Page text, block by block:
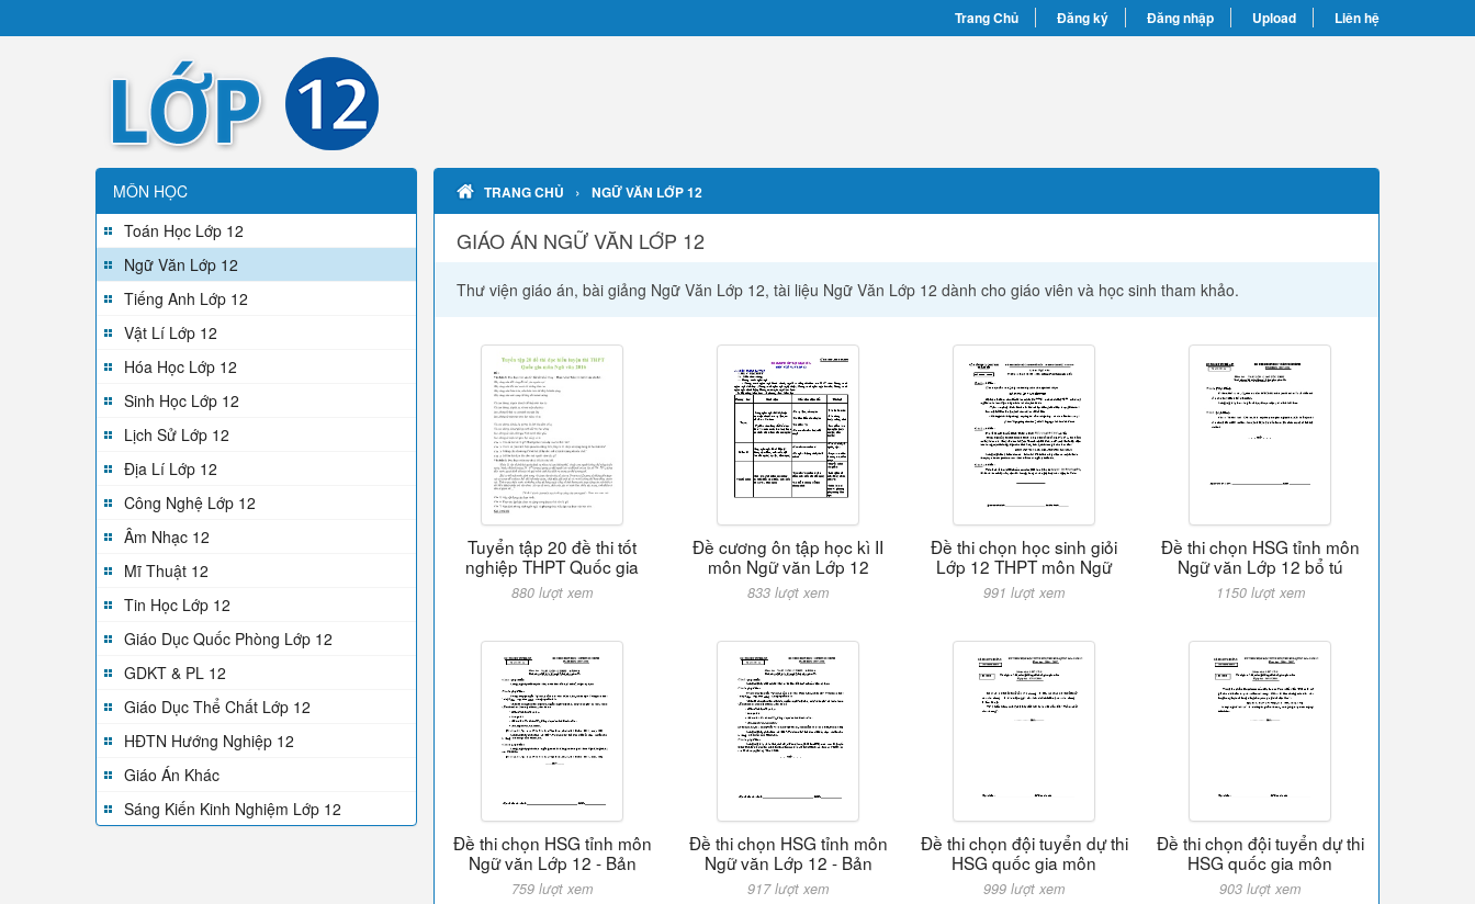
Trang Chủ Đăng ký Đăng nhập Upload Liên hệ
MÔN HỌC
Toán Học Lớp 12
Ngữ Văn Lớp 12
Tiếng Anh Lớp 12
Vật Lí Lớp 12
Hóa Học Lớp 12
Sinh Học Lớp 12
Lịch Sử Lớp 12
Địa Lí Lớp 12
Công Nghệ Lớp 12
Âm Nhạc 12
Mĩ Thuật 12
Tin Học Lớp 12
Giáo Dục Quốc Phòng Lớp 12
GDKT & PL 12
Giáo Dục Thể Chất Lớp 12
HĐTN Hướng Nghiệp 12
Giáo Án Khác
Sáng Kiến Kinh Nghiệm Lớp 12
TRANG CHỦ › NGỮ VĂN LỚP 12
GIÁO ÁN NGỮ VĂN LỚP 12
Thư viện giáo án, bài giảng Ngữ Văn Lớp 12, tài liệu Ngữ Văn Lớp 12 dành cho giáo viên và học sinh tham khảo.
Tuyển tập 20 đề thi tốt
nghiệp THPT Quốc gia
880 lượt xem
Đề cương ôn tập học kì II
môn Ngữ văn Lớp 12
833 lượt xem
Đề thi chọn học sinh giỏi
Lớp 12 THPT môn Ngữ
991 lượt xem
Đề thi chọn HSG tỉnh môn
Ngữ văn Lớp 12 bổ tú
1150 lượt xem
Đề thi chọn HSG tỉnh môn
Ngữ văn Lớp 12 - Bản
759 lượt xem
Đề thi chọn HSG tỉnh môn
Ngữ văn Lớp 12 - Bản
917 lượt xem
Đề thi chọn đội tuyển dự thi
HSG quốc gia môn
999 lượt xem
Đề thi chọn đội tuyển dự thi
HSG quốc gia môn
903 lượt xem